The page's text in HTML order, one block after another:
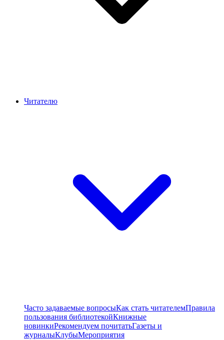
Читателю
Часто задаваемые вопросыКак стать читателемПравила
пользования библиотекойКнижные
новинкиРекомендуем почитатьГазеты и
журналыКлубыМероприятия